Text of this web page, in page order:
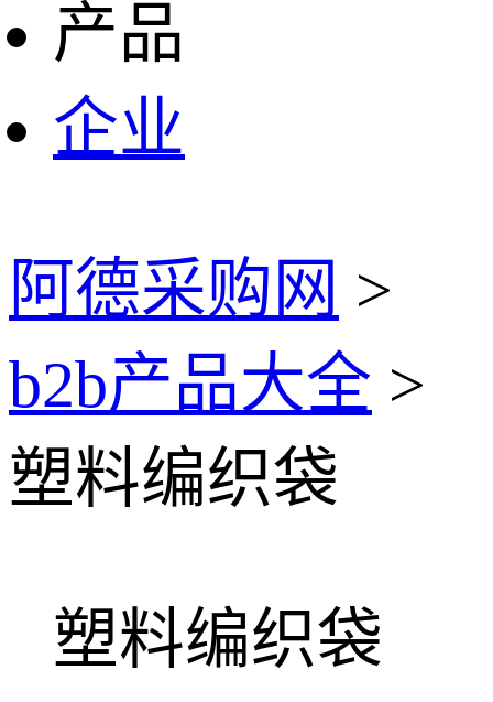
产品
企业
阿德采购网 >
b2b产品大全 >
塑料编织袋
塑料编织袋